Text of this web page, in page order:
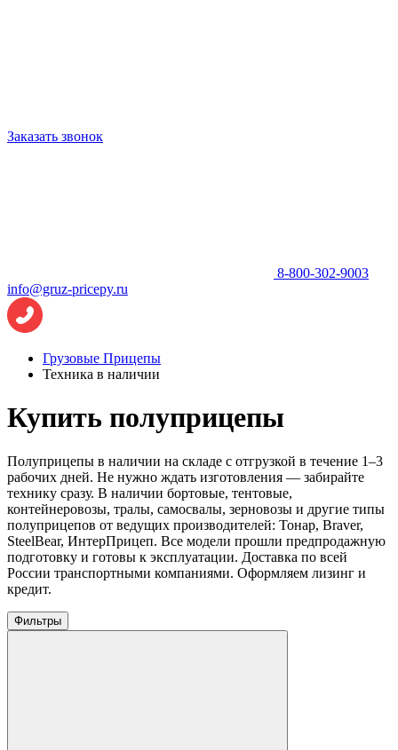
Заказать звонок
8-800-302-9003
info@gruz-pricepy.ru
Грузовые Прицепы
Техника в наличии
Купить полуприцепы
Полуприцепы в наличии на складе с отгрузкой в течение 1–3
рабочих дней. Не нужно ждать изготовления — забирайте
технику сразу. В наличии бортовые, тентовые,
контейнеровозы, тралы, самосвалы, зерновозы и другие типы
полуприцепов от ведущих производителей: Тонар, Braver,
SteelBear, ИнтерПрицеп. Все модели прошли предпродажную
подготовку и готовы к эксплуатации. Доставка по всей
России транспортными компаниями. Оформляем лизинг и
кредит.
Фильтры